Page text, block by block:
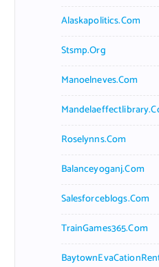
Alaskapolitics.com
Stsmp.org
Manoelneves.com
Roselynns.com
Balanceyoganj.com
Salesforceblogs.com
TrainGames365.com